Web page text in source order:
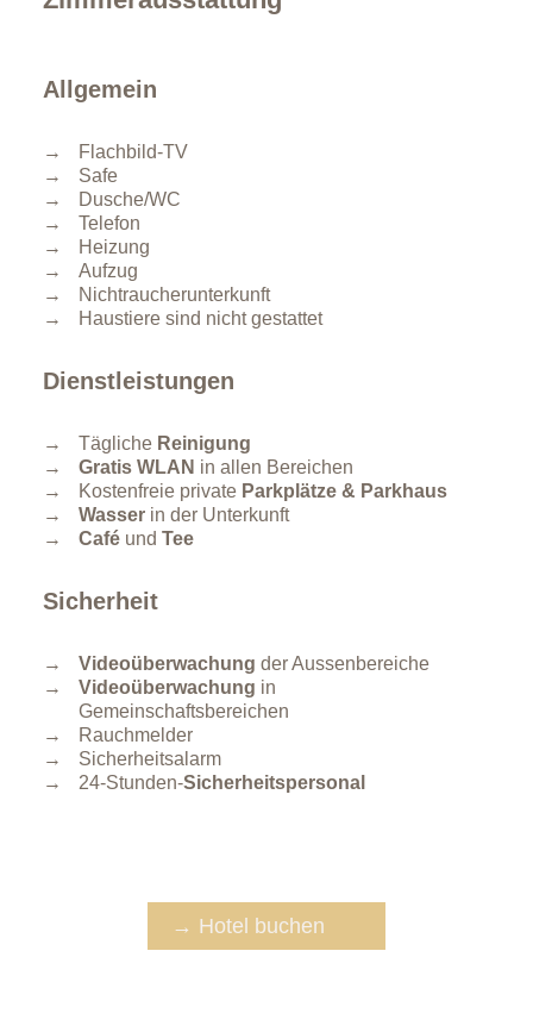
Allgemein
Flachbild-TV
Safe
Dusche/WC
Telefon
Heizung
Aufzug
Nichtraucherunterkunft
Haustiere sind nicht gestattet
Dienstleistungen
Tägliche Reinigung
Gratis WLAN in allen Bereichen
Kostenfreie private Parkplätze & Parkhaus
Wasser in der Unterkunft
Café und Tee
Sicherheit
Videoüberwachung der Aussenbereiche
Videoüberwachung in
Gemeinschaftsbereichen
Rauchmelder
Sicherheitsalarm
24-Stunden-Sicherheitspersonal
→ Hotel buchen